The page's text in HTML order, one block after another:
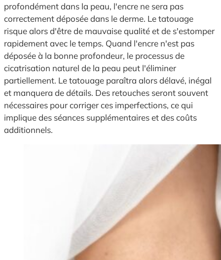
profondément dans la peau, l'encre ne sera pas
correctement déposée dans le derme. Le tatouage
risque alors d'être de mauvaise qualité et de s'estomper
rapidement avec le temps. Quand l'encre n'est pas
déposée à la bonne profondeur, le processus de
cicatrisation naturel de la peau peut l'éliminer
partiellement. Le tatouage paraîtra alors délavé, inégal
et manquera de détails. Des retouches seront souvent
nécessaires pour corriger ces imperfections, ce qui
implique des séances supplémentaires et des coûts
additionnels.